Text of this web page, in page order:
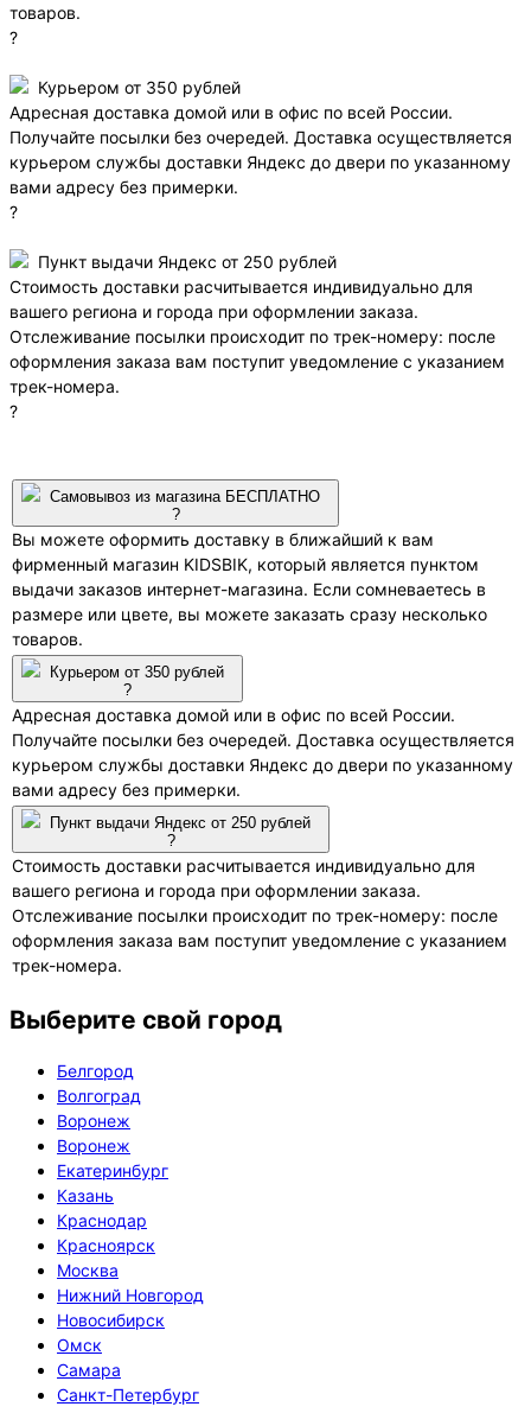
товаров.
?
Курьером от 350 рублей
Адресная доставка домой или в офис по всей России.
Получайте посылки без очередей. Доставка осуществляется
курьером службы доставки Яндекс до двери по указанному
вами адресу без примерки.
?
Пункт выдачи Яндекс от 250 рублей
Стоимость доставки расчитывается индивидуально для
вашего региона и города при оформлении заказа.
Отслеживание посылки происходит по трек-номеру: после
оформления заказа вам поступит уведомление с указанием
трек-номера.
?
Самовывоз из магазина БЕСПЛАТНО
?
Вы можете оформить доставку в ближайший к вам
фирменный магазин KIDSBIK, который является пунктом
выдачи заказов интернет-магазина. Если сомневаетесь в
размере или цвете, вы можете заказать сразу несколько
товаров.
Курьером от 350 рублей
?
Адресная доставка домой или в офис по всей России.
Получайте посылки без очередей. Доставка осуществляется
курьером службы доставки Яндекс до двери по указанному
вами адресу без примерки.
Пункт выдачи Яндекс от 250 рублей
?
Стоимость доставки расчитывается индивидуально для
вашего региона и города при оформлении заказа.
Отслеживание посылки происходит по трек-номеру: после
оформления заказа вам поступит уведомление с указанием
трек-номера.
Выберите свой город
Белгород
Волгоград
Воронеж
Воронеж
Екатеринбург
Казань
Краснодар
Красноярск
Москва
Нижний Новгород
Новосибирск
Омск
Самара
Санкт-Петербург